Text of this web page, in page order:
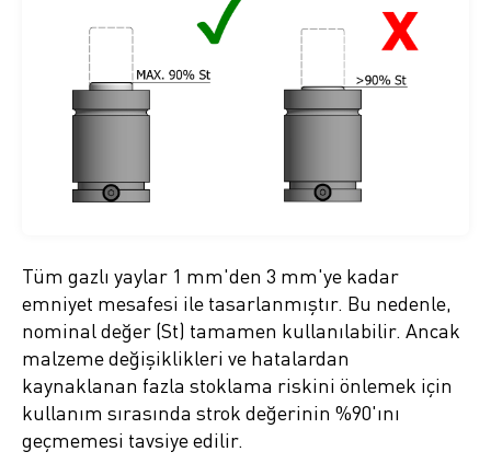
Tüm gazlı yaylar 1 mm'den 3 mm'ye kadar
emniyet mesafesi ile tasarlanmıştır. Bu nedenle,
nominal değer (St) tamamen kullanılabilir. Ancak
malzeme değişiklikleri ve hatalardan
kaynaklanan fazla stoklama riskini önlemek için
kullanım sırasında strok değerinin %90'ını
geçmemesi tavsiye edilir.